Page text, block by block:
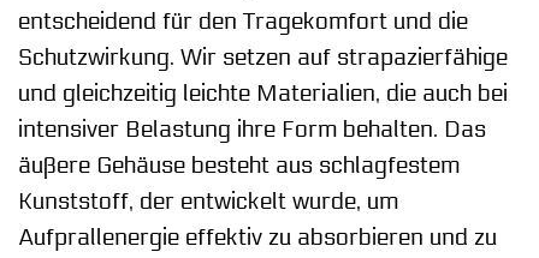
entscheidend für den Tragekomfort und die
Schutzwirkung. Wir setzen auf strapazierfähige
und gleichzeitig leichte Materialien, die auch bei
intensiver Belastung ihre Form behalten. Das
äußere Gehäuse besteht aus schlagfestem
Kunststoff, der entwickelt wurde, um
Aufprallenergie effektiv zu absorbieren und zu